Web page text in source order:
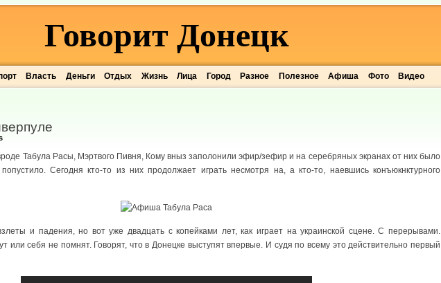
Власть Деньги Отдых Жизнь Лица Город Разное Полезное Афиша Фото Видео
Говорит Донецк
Табула Расы, Мэртвого Пивня, Кому вныз заполонили эфир/зефир и на серебряных экранах от них было
Сегодня кто-то из них продолжает играть несмотря на, а кто-то, наевшись конъюкнктурного
и падения, но вот уже двадцать с копейками лет, как играет на украинской сцене. С перерывами.
или себя не помнят. Говорят, что в Донецке выступят впервые. И судя по всему это действительно первый